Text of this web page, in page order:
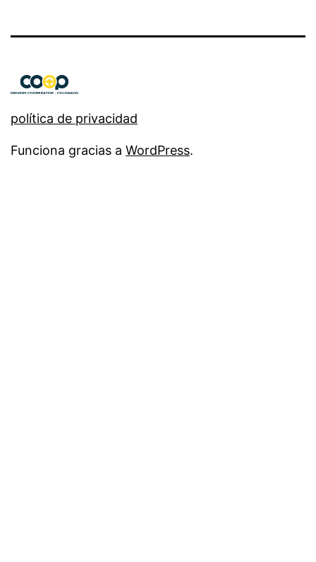
política de privacidad
Funciona gracias a WordPress.